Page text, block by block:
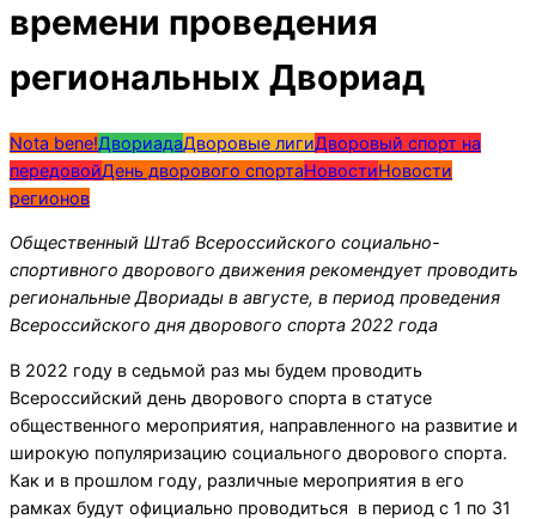
времени проведения
региональных Двориад
Nota bene!ДвориадаДворовые лигиДворовый спорт на
передовойДень дворового спортаНовостиНовости
регионов
Общественный Штаб Всероссийского социально-
спортивного дворового движения рекомендует проводить
региональные Двориады в августе, в период проведения
Всероссийского дня дворового спорта 2022 года
В 2022 году в седьмой раз мы будем проводить
Всероссийский день дворового спорта в статусе
общественного мероприятия, направленного на развитие и
широкую популяризацию социального дворового спорта.
Как и в прошлом году, различные мероприятия в его
рамках будут официально проводиться в период с 1 по 31